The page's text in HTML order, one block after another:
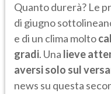
Quanto durerà? Le
di giugno
e di un clima molto
gradi. Una lieve
aversi solo sul
news su questa